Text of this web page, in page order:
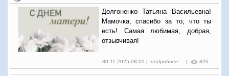
Долгоненко Татьяна Васильевна!
Мамочка, спасибо за то, что ты
есть! Самая любимая, добрая,
отзывчивая!
30.11.2025 08:01 | подробнее ... | 820